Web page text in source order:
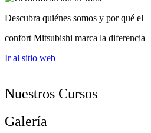
Descubra quiénes somos y por qué el
confort Mitsubishi marca la diferencia
Ir al sitio web
Nuestros Cursos
Galería